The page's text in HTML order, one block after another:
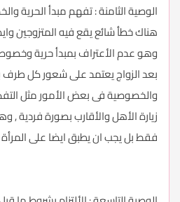
الوصية الثامنة : تفهم مبدأ الحرية
هناك خطأ شائع يقع فيه المتزوجين
وهو عدم الأعتراف بمبدأ حرية
بعد الزواج يعتمد على شعور كل طرف
والخصوصية فى بعض الأمور مثل
زيارة الأهل والأقارب بصورة فردية ,
فقط بل يجب ان يطبق ايضا على